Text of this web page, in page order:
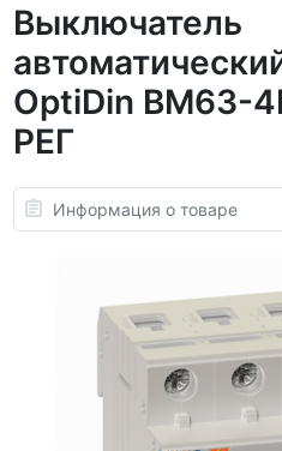
Выключатель
OptiDin BM63-
РЕГ
Информация о товаре